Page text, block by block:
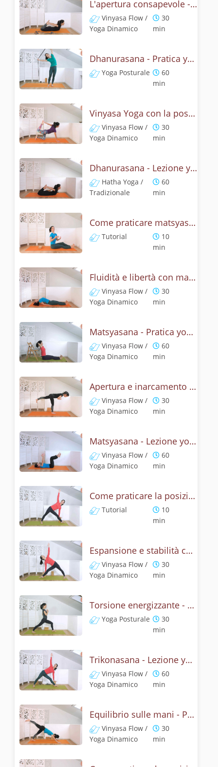
L'apertura consapevole - Pratica con dhanurasana
Vinyasa Flow /
Yoga Dinamico
30
min
Dhanurasana - Pratica yoga con la tecnica dell'arco
Yoga Posturale
60
min
Vinyasa Yoga con la posizione dell' arco - Dhanurasana Flow
Vinyasa Flow /
Yoga Dinamico
30
min
Dhanurasana - Lezione yoga con la storia dell'arco
Hatha Yoga /
Tradizionale
60
min
Come praticare matsyasana, la posizione del pesce? Tutorial
Tutorial
10
min
Fluidità e libertà con matsyasana, la posizione del pesce
Vinyasa Flow /
Yoga Dinamico
30
min
Matsyasana - Pratica yoga con la tecnica della posizione del pesce
Vinyasa Flow /
Yoga Dinamico
60
min
Apertura e inarcamento con la posizione del pesce
Vinyasa Flow /
Yoga Dinamico
30
min
Matsyasana - Lezione yoga con la mitologia della posizione del pescie
Vinyasa Flow /
Yoga Dinamico
60
min
Come praticare la posizione del triangolo? Tutorial di Utthita e Privritta Trikonasana
Tutorial
10
min
Espansione e stabilità con la posizione del triangolo, Utthita Trikonasana
Vinyasa Flow /
Yoga Dinamico
30
min
Torsione energizzante - Lezione con la posizione del triangolo
Yoga Posturale
30
min
Trikonasana - Lezione yoga con la mitologia della posizione del triangolo
Vinyasa Flow /
Yoga Dinamico
60
min
Equilibrio sulle mani - Pratica con la posizione del corvo
Vinyasa Flow /
Yoga Dinamico
30
min